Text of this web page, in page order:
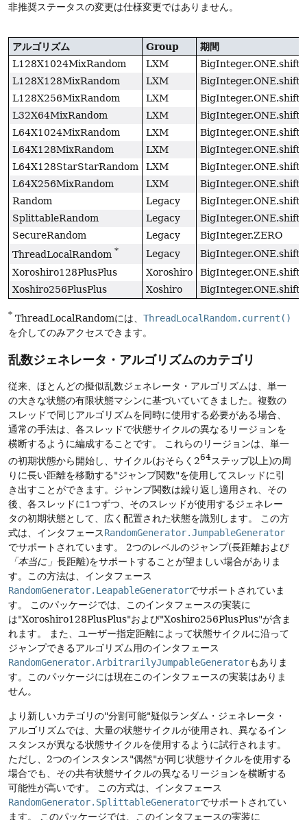
非推奨ステータスの変更は仕様変更ではありません。
アルゴリズム Group 期間
L128X1024MixRandom LXM
L128X128MixRandom
LXM
L128X256MixRandom
LXM
L32X64MixRandom
LXM
L64X1024MixRandom
LXM
L64X128MixRandom
LXM
L64X128StarStarRandom
LXM
L64X256MixRandom
LXM
Random
Legacy
SplittableRandom
Legacy
SecureRandom
Legacy
BigInteger.ZERO
ThreadLocalRandom * Legacy
Xoroshiro128PlusPlus
Xoroshiro
Xoshiro256PlusPlus
Xoshiro
* ThreadLocalRandomには、 ThreadLocalRandom.current()
を介してのみアクセスできます。
乱数ジェネレータ・アルゴリズムのカテゴリ
従来、ほとんどの擬似乱数ジェネレータ・アルゴリズムは、単一
の大きな状態の有限状態マシンに基づいていてきました。複数の
スレッドで同じアルゴリズムを同時に使用する必要がある場合、
通常の手法は、各スレッドで状態サイクルの異なるリージョンを
横断するように編成することです。
これらのリージョンは、単一
の初期状態から開始し、サイクル(おそらく264ステップ以上)の周
りに長い距離を移動する"ジャンプ関数"を使用してスレッドに引
き出すことができます。ジャンプ関数は繰り返し適用され、その
後、各スレッドに1つずつ、そのスレッドが使用するジェネレー
タの初期状態として、広く配置された状態を識別します。
この方
式は、インタフェースRandomGenerator.JumpableGenerator
でサポートされています。
2つのレベルのジャンプ(長距離および
「本当に」 長距離)をサポートすることが望ましい場合がありま
す。この方法は、インタフェース
RandomGenerator.LeapableGeneratorでサポートされていま
す。
このパッケージでは、このインタフェースの実装に
は"Xoroshiro128PlusPlus"および"Xoshiro256PlusPlus"が含ま
れます。
また、ユーザー指定距離によって状態サイクルに沿って
ジャンプできるアルゴリズム用のインタフェース
RandomGenerator.ArbitrarilyJumpableGeneratorもありま
す。このパッケージには現在このインタフェースの実装はありま
せん。
より新しいカテゴリの"分割可能"疑似ランダム・ジェネレータ・
アルゴリズムでは、大量の状態サイクルが使用され、異なるイン
スタンスが異なる状態サイクルを使用するように試行されます。
ただし、2つのインスタンス"偶然"が同じ状態サイクルを使用する
場合でも、その共有状態サイクルの異なるリージョンを横断する
可能性が高いです。
この方式は、インタフェース
RandomGenerator.SplittableGeneratorでサポートされてい
ます。
このパッケージでは、このインタフェースの実装に